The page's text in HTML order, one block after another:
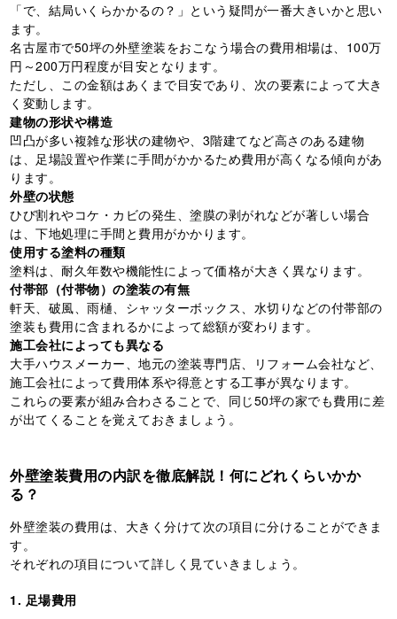
「で、結局いくらかかるの？」という疑問が一番大きいかと思い
ます。
名古屋市で50坪の外壁塗装をおこなう場合の費用相場は、100万
円～200万円程度が目安となります。
ただし、この金額はあくまで目安であり、次の要素によって大き
く変動します。
建物の形状や構造
凹凸が多い複雑な形状の建物や、3階建てなど高さのある建物
は、足場設置や作業に手間がかかるため費用が高くなる傾向があ
ります。
外壁の状態
ひび割れやコケ・カビの発生、塗膜の剥がれなどが著しい場合
は、下地処理に手間と費用がかかります。
使用する塗料の種類
塗料は、耐久年数や機能性によって価格が大きく異なります。
付帯部（付帯物）の塗装の有無
軒天、破風、雨樋、シャッターボックス、水切りなどの付帯部の
塗装も費用に含まれるかによって総額が変わります。
施工会社によっても異なる
大手ハウスメーカー、地元の塗装専門店、リフォーム会社など、
施工会社によって費用体系や得意とする工事が異なります。
これらの要素が組み合わさることで、同じ50坪の家でも費用に差
が出てくることを覚えておきましょう。
外壁塗装費用の内訳を徹底解説！何にどれくらいかか
る？
外壁塗装の費用は、大きく分けて次の項目に分けることができま
す。
それぞれの項目について詳しく見ていきましょう。
1. 足場費用